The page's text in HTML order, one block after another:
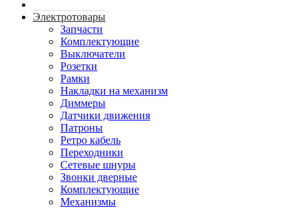
Электротовары
Запчасти
Комплектующие
Выключатели
Розетки
Рамки
Накладки на механизм
Диммеры
Датчики движения
Патроны
Ретро кабель
Переходники
Сетевые шнуры
Звонки дверные
Комплектующие
Механизмы